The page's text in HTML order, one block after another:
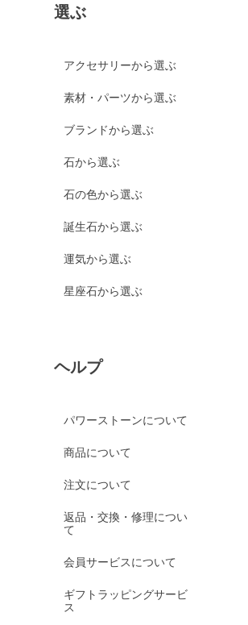
選ぶ
アクセサリーから選ぶ
素材・パーツから選ぶ
ブランドから選ぶ
石から選ぶ
石の色から選ぶ
誕生石から選ぶ
運気から選ぶ
星座石から選ぶ
ヘルプ
パワーストーンについて
商品について
注文について
返品・交換・修理につい
て
会員サービスについて
ギフトラッピングサービ
ス